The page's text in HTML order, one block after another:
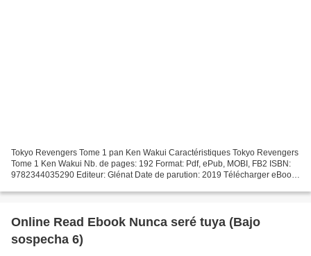
Tokyo Revengers Tome 1 pan Ken Wakui Caractéristiques Tokyo Revengers
Tome 1 Ken Wakui Nb. de pages: 192 Format: Pdf, ePub, MOBI, FB2 ISBN:
9782344035290 Editeur: Glénat Date de parution: 2019 Télécharger eBook
Online Read Ebook Nunca seré tuya (Bajo
sospecha 6)